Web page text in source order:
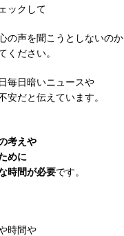
ックして
の声を聞こうとしないのか
ください。
毎日暗いニュースや
安だと伝えています。
考えや
めに
時間が必要です。
時間や